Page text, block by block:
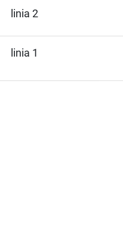
linia 2
linia 1